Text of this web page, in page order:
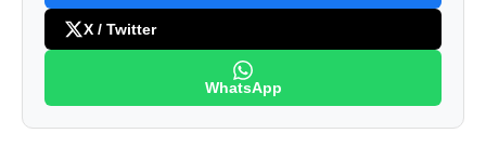
X / Twitter
WhatsApp